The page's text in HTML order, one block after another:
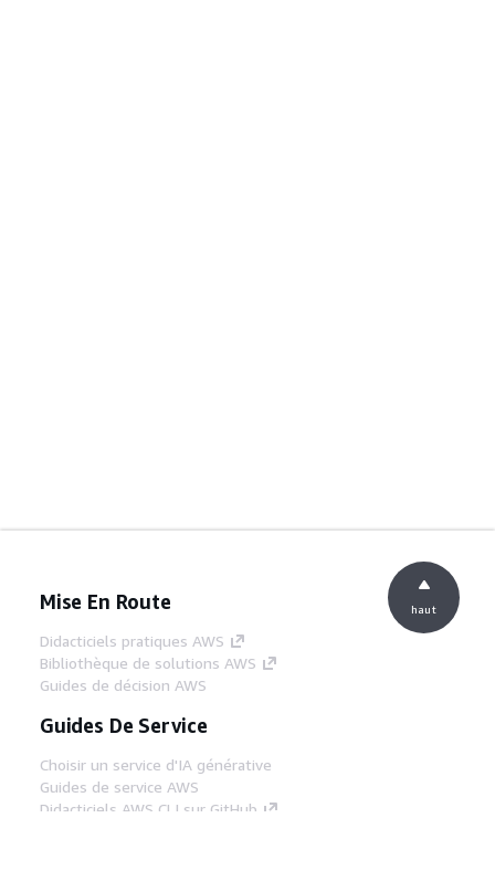
Mise En Route
Didacticiels pratiques AWS
Bibliothèque de solutions AWS
Guides de décision AWS
Guides De Service
Choisir un service d'IA générative
Guides de service AWS
Didacticiels AWS CLI sur GitHub
haut